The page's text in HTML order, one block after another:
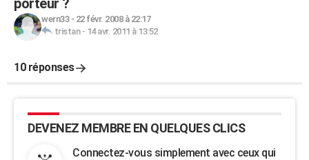
porteur ?
wern33- 22 févr. 2008 à 22:17
tristan- 14 avr. 2011 à 13:52
10 réponses
DEVENEZ MEMBRE EN QUELQUES CLICS
Connectez-vous simplement avec ceux qui